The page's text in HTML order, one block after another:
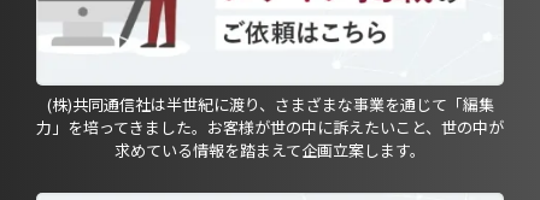
(株)共同通信社は半世紀に渡り、さまざまな事業を通じて「編集
力」を培ってきました。お客様が世の中に訴えたいこと、世の中が
求めている情報を踏まえて企画立案します。